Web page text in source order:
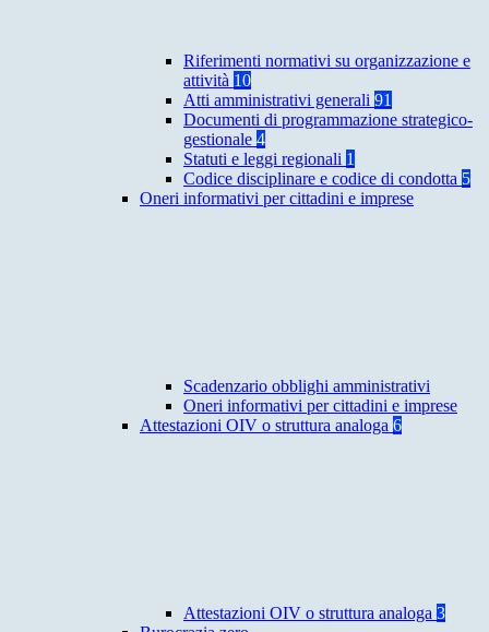
Riferimenti normativi su organizzazione e
attività 10
Atti amministrativi generali 91
Documenti di programmazione strategico-
gestionale 4
Statuti e leggi regionali 1
Codice disciplinare e codice di condotta 5
Oneri informativi per cittadini e imprese
Scadenzario obblighi amministrativi
Oneri informativi per cittadini e imprese
Attestazioni OIV o struttura analoga 6
Attestazioni OIV o struttura analoga 3